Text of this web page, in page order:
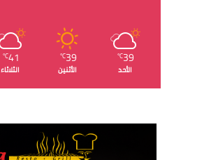
39
℃
الأحد
39
℃
الأثنين
41
℃
الثلاثاء